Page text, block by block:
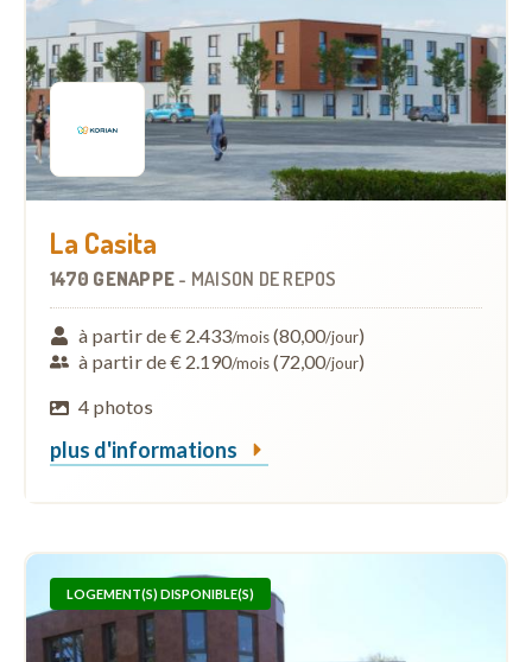
La Casita
1470 GENAPPE - MAISON DE REPOS
à partir de € 2.433/mois(80,00/jour)
à partir de € 2.190/mois(72,00/jour)
4 photos
plus d'informations
LOGEMENT(S) DISPONIBLE(S)